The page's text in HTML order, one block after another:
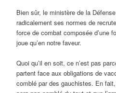
Bien sûr, le ministère de la
radicalement ses normes de
force de combat composée d’une
joue qu’en notre faveur.
Quoi qu’il en soit, ce n’est pas
partent face aux obligations de
comblé par des gauchistes. En